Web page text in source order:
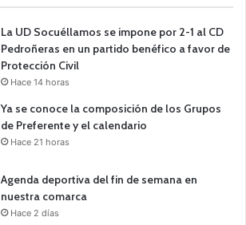
La UD Socuéllamos se impone por 2-1 al CD
Pedroñeras en un partido benéfico a favor de
Protección Civil
Hace 14 horas
Ya se conoce la composición de los Grupos
de Preferente y el calendario
Hace 21 horas
Agenda deportiva del fin de semana en
nuestra comarca
Hace 2 días